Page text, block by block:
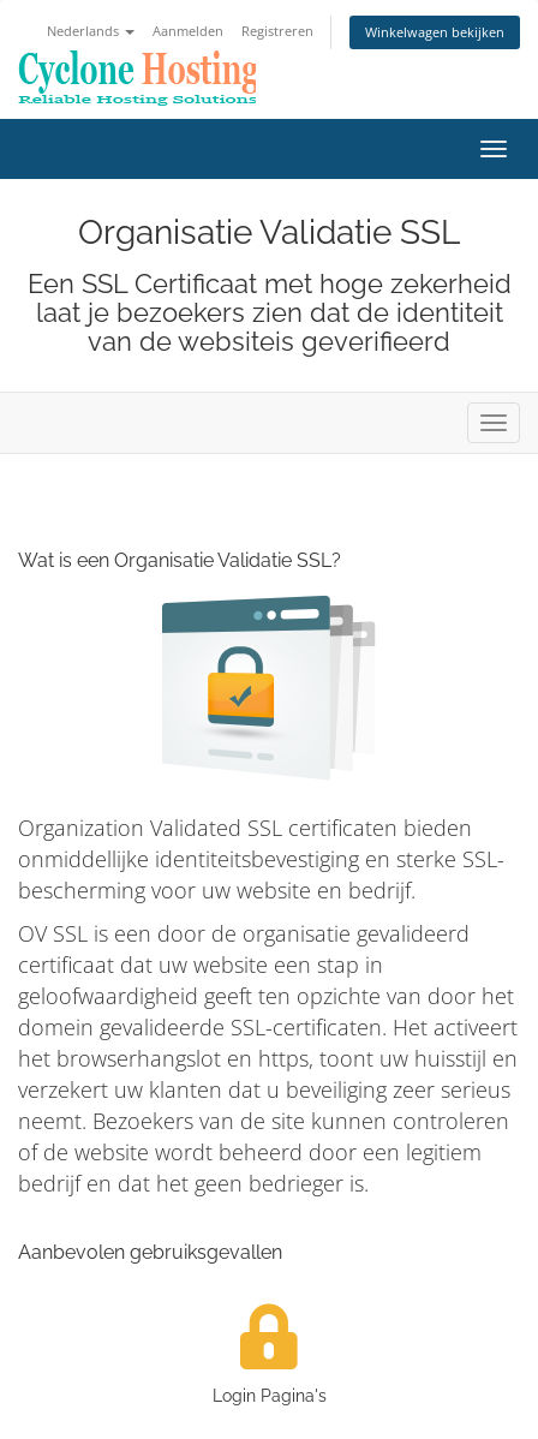
Nederlands Aanmelden Registreren Winkelwagen bekijken
in-/
Organisatie Validatie SSL
Een SSL Certificaat met hoge zekerheid
laat je bezoekers zien dat de identiteit
van de websiteis geverifieerd
in-/
Wat is een Organisatie Validatie SSL?
Organization Validated SSL certificaten bieden
onmiddellijke identiteitsbevestiging en sterke SSL-
bescherming voor uw website en bedrijf.
OV SSL is een door de organisatie gevalideerd
certificaat dat uw website een stap in
geloofwaardigheid geeft ten opzichte van door het
domein gevalideerde SSL-certificaten. Het activeert
het browserhangslot en https, toont uw huisstijl en
verzekert uw klanten dat u beveiliging zeer serieus
neemt. Bezoekers van de site kunnen controleren
of de website wordt beheerd door een legitiem
bedrijf en dat het geen bedrieger is.
Aanbevolen gebruiksgevallen
Login Pagina's